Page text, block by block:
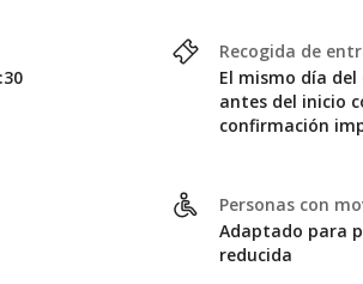
Recogida de
El mismo día
antes del inicio
confirmación
Personas con
Adaptado para
reducida